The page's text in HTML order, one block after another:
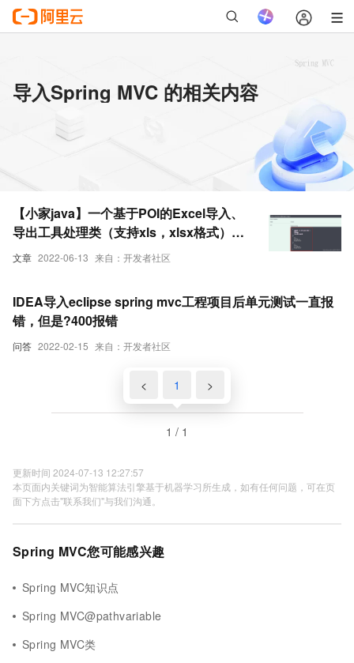
导入Spring MVC 的相关内容
文章 2022-06-13 来自：开发者社区
【小家java】一个基于POI的Excel导入、
导出工具处理类（支持xls，xlsx格式），
另有SpringMVC的导入、导出案例讲解
问答 2022-02-15 来自：开发者社区
IDEA导入eclipse spring mvc工程项目后单元测试一直报
错，但是?400报错
< 1 >
1 / 1
更新时间 2024-07-13 12:27:57
本页面内关键词为智能算法引擎基于机器学习所生成，如有任何问题，可在页
面下方点击"联系我们"与我们沟通。
Spring MVC您可能感兴趣
Spring MVC知识点
Spring MVC@pathvariable
Spring MVC类